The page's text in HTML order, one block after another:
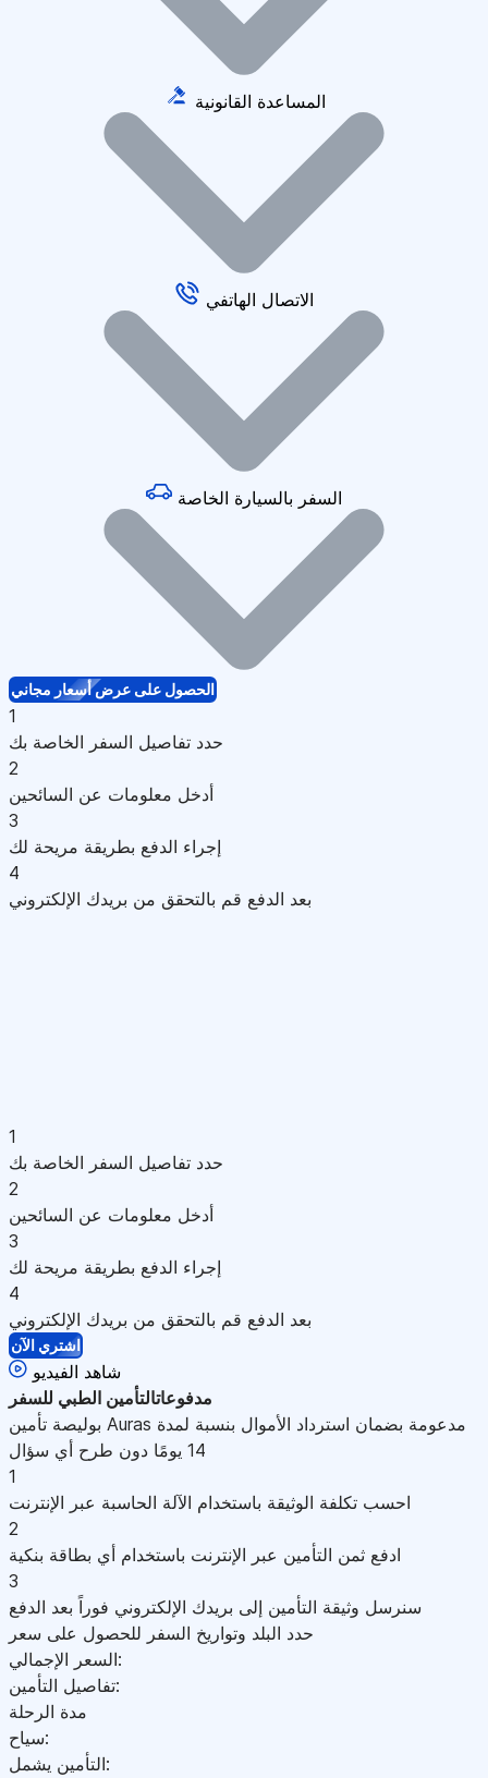
المساعدة القانونية
الاتصال الهاتفي
السفر بالسيارة الخاصة
الحصول على عرض أسعار مجاني
1
حدد تفاصيل السفر الخاصة بك
2
أدخل معلومات عن السائحين
3
إجراء الدفع بطريقة مريحة لك
4
بعد الدفع قم بالتحقق من بريدك الإلكتروني
1
حدد تفاصيل السفر الخاصة بك
2
أدخل معلومات عن السائحين
3
إجراء الدفع بطريقة مريحة لك
4
بعد الدفع قم بالتحقق من بريدك الإلكتروني
اشتري الآن
شاهد الفيديو
مدفوعاتالتأمين الطبي للسفر
بوليصة تأمين Auras مدعومة بضمان استرداد الأموال بنسبة لمدة
14 يومًا دون طرح أي سؤال
1
احسب تكلفة الوثيقة باستخدام الآلة الحاسبة عبر الإنترنت
2
ادفع ثمن التأمين عبر الإنترنت باستخدام أي بطاقة بنكية
3
سنرسل وثيقة التأمين إلى بريدك الإلكتروني فوراً بعد الدفع
حدد البلد وتواريخ السفر للحصول على سعر
السعر الإجمالي:
تفاصيل التأمين:
مدة الرحلة
سياح:
التأمين يشمل: